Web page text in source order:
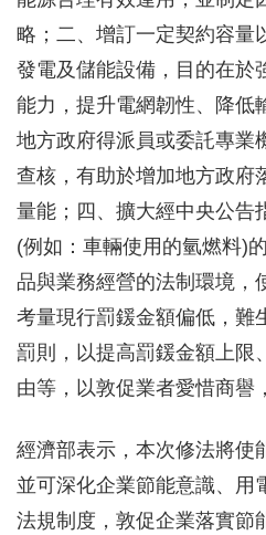
略；二、增訂一定契約容量
發電及儲能設備，目的在於
能力，提升電網韌性、降低
地方政府得派員或委託專業
查核，有助於增加地方政府
量能；四、擴大經中央公告
(例如：車輛使用的氫燃料)
品與業務經營的法制環境，
考量現行罰鍰金額偏低，難
罰則，以提高罰鍰金額上限
由等，以敦促業者愛惜商譽
經濟部表示，本次修法將使
並可深化企業節能意識、用
法規制度，敦促企業落實節